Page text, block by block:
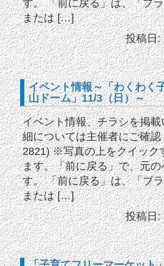
す。 「前に戻る」は、「ブ
または […]
投稿日:
イベント情報～「わくわく
山ドーム」11/3（日）～
イベント情報、チラシを掲
細については主催者にご確
2821) ※写真の上をクイック
ます。「前に戻る」で、元
す。 「前に戻る」は、「ブ
または […]
投稿日: